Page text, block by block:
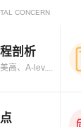
CONCERN
剖析
高、A-lev....